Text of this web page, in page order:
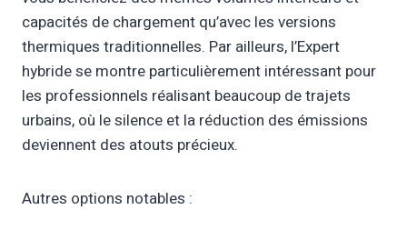
capacités de chargement qu’avec les versions
thermiques traditionnelles. Par ailleurs, l’Expert
hybride se montre particulièrement intéressant pour
les professionnels réalisant beaucoup de trajets
urbains, où le silence et la réduction des émissions
deviennent des atouts précieux.
Autres options notables :